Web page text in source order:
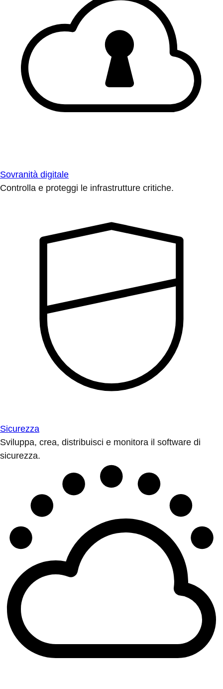
Sovranità digitale
Controlla e proteggi le infrastrutture critiche.
Sicurezza
Sviluppa, crea, distribuisci e monitora il software di
sicurezza.